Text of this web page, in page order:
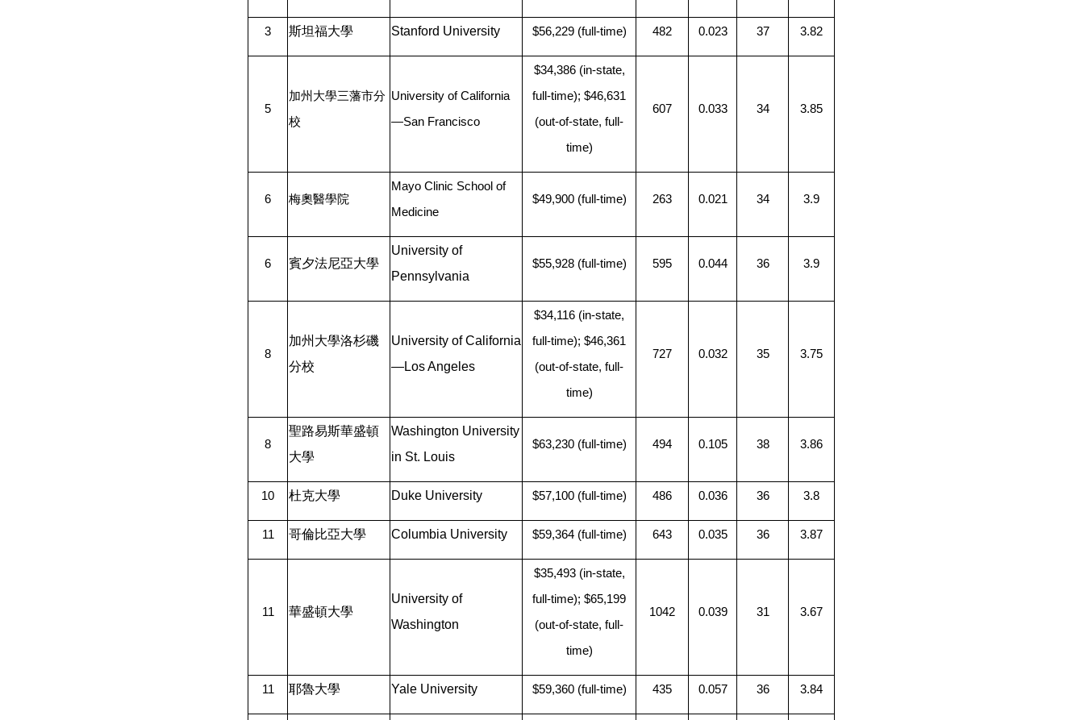
3 斯坦福大學 Stanford University $56,229 (full-time) 482 0.023 37 3.82
5
加州大學三藩市分
校
University of California
—​San Francisco
$34,386 (in-state,
full-time); $46,631
(out-of-state, full-
time)
607 0.033 34 3.85
6 梅奧醫學院
Mayo Clinic School of
Medicine
$49,900 (full-time) 263 0.021 34 3.9
6 賓夕法尼亞大學
University of
Pennsylvania
$55,928 (full-time) 595 0.044 36 3.9
8
加州大學洛杉磯
分校
University of California
—​Los Angeles
$34,116 (in-state,
full-time); $46,361
(out-of-state, full-
time)
727 0.032 35 3.75
8
聖路易斯華盛頓
大學
Washington University
in St. Louis
$63,230 (full-time) 494 0.105 38 3.86
10 杜克大學 Duke University $57,100 (full-time) 486 0.036 36 3.8
11 哥倫比亞大學 Columbia University $59,364 (full-time) 643 0.035 36 3.87
11 華盛頓大學
University of
Washington
$35,493 (in-state,
full-time); $65,199
(out-of-state, full-
time)
1042 0.039 31 3.67
11 耶魯大學 Yale University $59,360 (full-time) 435 0.057 36 3.84